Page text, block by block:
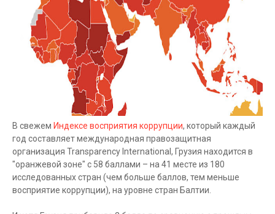
В свежем Индексе восприятия коррупции, который каждый
год составляет международная правозащитная
организация Transparency International, Грузия находится в
"оранжевой зоне" с 58 баллами – на 41 месте из 180
исследованных стран (чем больше баллов, тем меньше
восприятие коррупции), на уровне стран Балтии.